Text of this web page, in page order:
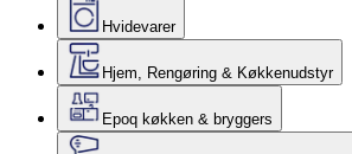
Hvidevarer
Hjem, Rengøring & Køkkenudstyr
Epoq køkken & bryggers